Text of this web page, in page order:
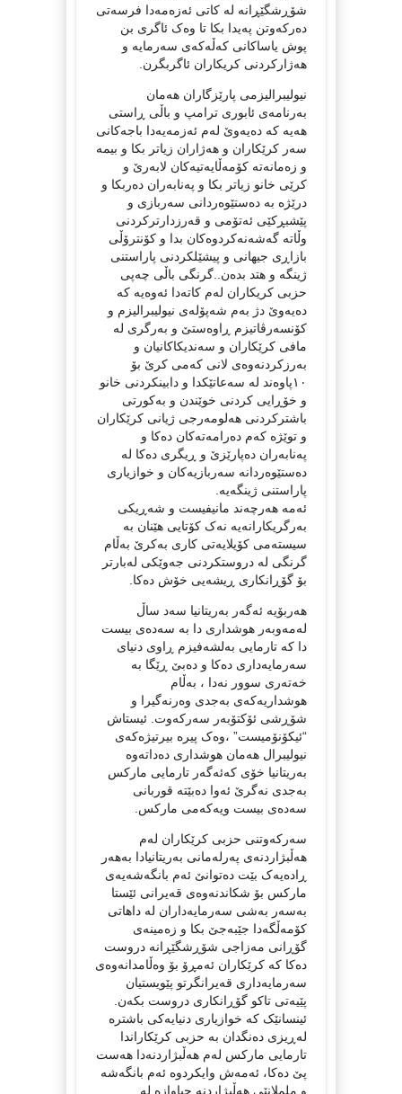
شۆڕشگێڕانە لە کاتی ئەزەمەدا فرسەتی
دەرکەوتن پەیدا بکا تا وەک ئاگری بن
پوش یاساکانی کەڵەکەی سەرمایە و
هەژارکردنی کریکاران ئاگربگرن.
نیولیبرالیزمی پارێزگاران هەمان
بەرنامەی ئابوری ترامپ و باڵی ڕاستی
هەیە کە دەیەوێ لەم ئەزمەیەدا باجەکانی
سەر کرێکاران و هەژاران زیاتر بکا و بیمە
و زەمانەتە کۆمەڵایەتیەکان لابەرێ و
کرێی خانو زیاتر بکا و پەنابەران دەربکا و
درێژە بە دەستێوەردانی سەربازی و
پێشبڕکێی ئەتۆمی و قەرزدارترکردنی
وڵاتە گەشەنەکردوەکان بدا و کۆنترۆڵی
بازاڕی جیهانی و پیشێلکردنی پاراستنی
ژینگە و هتد بدەن..گرنگی باڵی چەپی
حزبی کریکاران لەم کاتەدا ئەوەیە کە
دەیەوێ دژ بەم شەپۆلەی نیولیبرالیزم و
کۆنسەرڤاتیزم ڕاوەستێ و بەرگری لە
مافی کرێکاران و سەندیکاکانیان و
بەرزکردنەوەی لانی کەمی کرێ بۆ
١٠پاوەند لە سەعاتێکدا و دابینکردنی خانو
و خۆڕایی کردنی خوێندن و بەکورتی
باشترکردنی هەلومەرجی ژیانی کرێکاران
و توێژە کەم دەرامەتەکان دەکا و
پەنابەران دەپارێزێ و ڕیگری دەکا لە
دەستێوەردانە سەربازیەکان و خوازیاری
پاراستنی ژینگەیە.
ئەمە هەرچەند مانیفیست و شەڕیکی
بەرگریکارانەیە نەک کۆتایی هێنان بە
سیستەمی کۆیلایەتی کاری بەکرێ بەڵام
گرنگی لە دروستکردنی جەوێکی لەبارتر
بۆ گۆڕانکاری ڕیشەیی خۆش دەکا.
هەربۆیە ئەگەر بەریتانیا سەد ساڵ
لەمەوبەر هوشداری دا بە سەدەی بیست
دا کە تارمایی بەلشەفیزم ڕاوی دنیای
سەرمایەداری دەکا و دەبێ ڕێگا بە
خەتەری سوور نەدا ، بەڵام
هوشداریەکەی بەجدی وەرنەگیرا و
شۆڕشی ئۆکتۆبەر سەرکەوت. ئیستاش
“ئیکۆنۆمیست” ،وەک پیرە بیرتیژەکەی
نیولیبرال هەمان هوشداری دەداتەوە
بەریتانیا خۆی کەئەگەر تارمایی مارکس
بەجدی نەگرێ ئەوا دەبێتە قوربانی
سەدەی بیست ویەکەمی مارکس.
سەرکەوتنی حزبی کرێکاران لەم
هەڵبژاردنەی پەرلەمانی بەریتانیادا بەهەر
ڕادەیەک بێت دەتوانێ ئەم بانگەشەیەی
مارکس بۆ شکاندنەوەی قەیرانی ئێستا
بەسەر بەشی سەرمایەداران لە داهاتی
کۆمەڵگەدا جێبەجێ بکا و زەمینەی
گۆڕانی مەزاجی شۆڕشگێڕانە دروست
دەکا کە کرێکاران ئەمڕۆ بۆ وەڵامدانەوەی
سەرمایەداری قەیرانگرتو پێویستیان
پێیەتی تاکو گۆڕانکاری دروست بکەن.
ئینسانێک کە خوازیاری دنیایەکی باشترە
لەڕیزی دەنگدان بە حزبی کرێکاراندا
تارمایی مارکس لەم هەڵبژاردنەدا هەست
پێ دەکا، ئەمەش وایکردوە ئەم بانگەشە
و ململانێی هەڵبژاردنە جیاوازە لە